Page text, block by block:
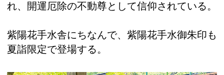
れ、開運厄除の不動尊として信仰されている。
紫陽花手水舎にちなんで、紫陽花手水御朱印も
夏詣限定で登場する。